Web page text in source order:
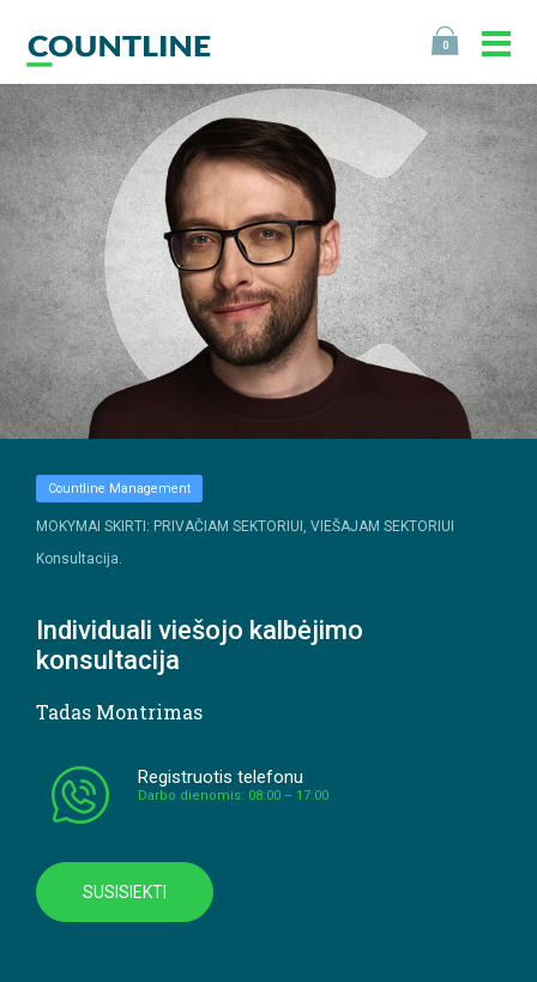
0
Countline Management
MOKYMAI SKIRTI: PRIVAČIAM SEKTORIUI, VIEŠAJAM SEKTORIUI
Konsultacija.
Individuali viešojo kalbėjimo
konsultacija
Tadas Montrimas
Registruotis telefonu
Darbo dienomis: 08:00 – 17:00
SUSISIEKTI